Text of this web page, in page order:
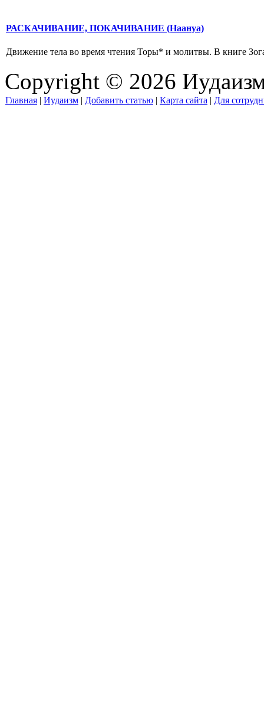
РАСКАЧИВАНИЕ, ПОКАЧИВАНИЕ (Наануа)
Движение тела во время чтения Торы* и молитвы. В книге
Copyright © 2026
Главная | Иудаизм | Добавить статью | Карта сайта | Для